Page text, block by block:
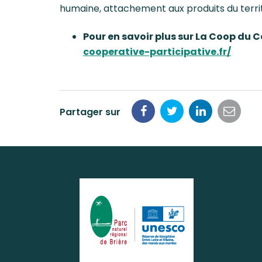
humaine, attachement aux produits du
Pour en savoir plus sur La Coop du
cooperative-participative.fr/
Partager sur
Partager
Facebook
Partager
Twitter
Partager
LinkedIn
email